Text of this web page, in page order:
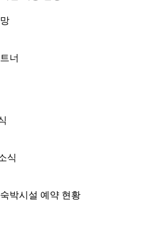
너
식
박시설 예약 현황